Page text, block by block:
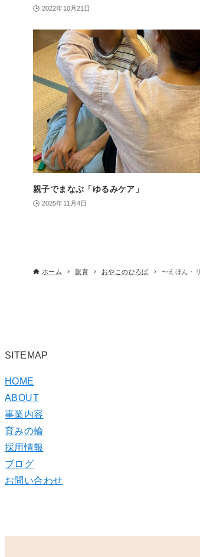
2022年10月21日
親子でまなぶ「ゆるみケア」
2025年11月4日
ホーム 親育 おやこのひろば 〜えほん・
SITEMAP
HOME
ABOUT
事業内容
育みの輪
採用情報
ブログ
お問い合わせ